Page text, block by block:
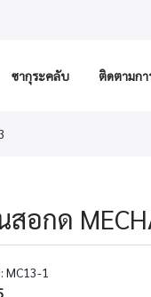
ซากุระคลับ ติดตามกา
สอกด
MC13-1